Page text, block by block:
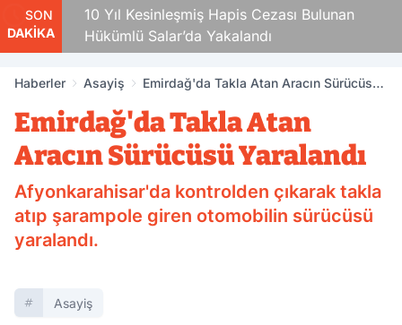
SON
DAKİKA
10 Yıl Kesinleşmiş Hapis Cezası Bulunan
Hükümlü Salar’da Yakalandı
Haberler Asayiş
Emirdağ'da Takla Atan Aracın Sürücüsü
Emirdağ'da Takla Atan
Aracın Sürücüsü Yaralandı
Afyonkarahisar'da kontrolden çıkarak takla
atıp şarampole giren otomobilin sürücüsü
yaralandı.
Asayiş